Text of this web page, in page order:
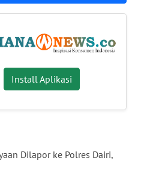
Install Aplikasi
Dilapor ke Polres Dairi,